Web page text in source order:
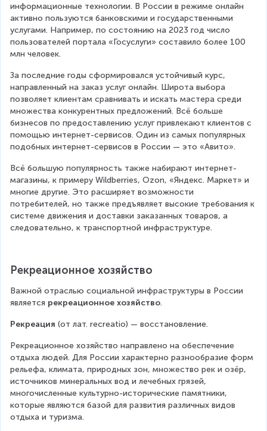
информационные технологии. В России в режиме онлайн
активно пользуются банковскими и государственными
услугами. Например, по состоянию на 2023 год число
пользователей портала «Госуслуги» составило более 100
млн человек.
За последние годы сформировался устойчивый курс,
направленный на заказ услуг онлайн. Широта выбора
позволяет клиентам сравнивать и искать мастера среди
множества конкурентных предложений. Всё больше
бизнесов по предоставлению услуг привлекают клиентов с
помощью интернет-сервисов. Один из самых популярных
подобных интернет-сервисов в России — это «Авито».
Всё большую популярность также набирают интернет-
магазины, к примеру Wildbеrriеs, Ozоn, «Яндекс. Маркет» и
многие другие. Это расширяет возможности
потребителей, но также предъявляет высокие требования к
системе движения и доставки заказанных товаров, а
следовательно, к транспортной инфраструктуре.
Рекреационное хозяйство
Важной отраслью социальной инфраструктуры в России
является рекреационное хозяйство.
Рекреация (от лат. recreatio) — восстановление.
Рекреационное хозяйство направлено на обеспечение
отдыха людей. Для России характерно разнообразие форм
рельефа, климата, природных зон, множество рек и озёр,
источников минеральных вод и лечебных грязей,
многочисленные культурно-исторические памятники,
которые являются базой для развития различных видов
отдыха и туризма.